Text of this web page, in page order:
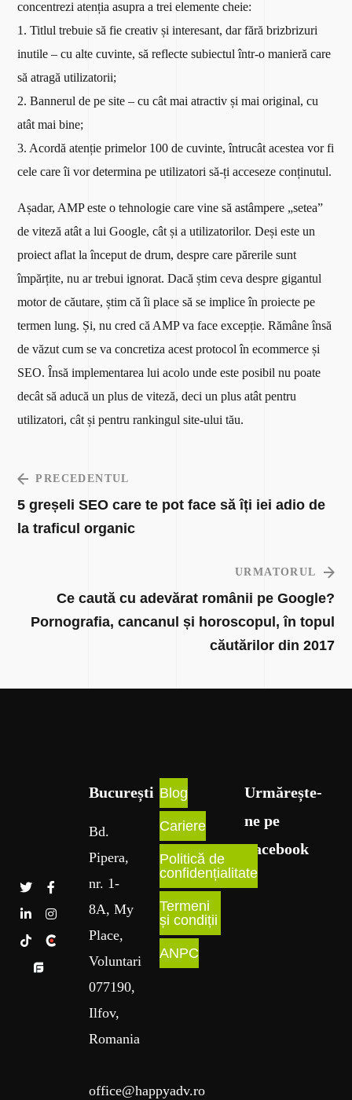
concentrezi atenția asupra a trei elemente cheie:
1. Titlul trebuie să fie creativ și interesant, dar fără brizbrizuri
inutile – cu alte cuvinte, să reflecte subiectul într-o manieră care
să atragă utilizatorii;
2. Bannerul de pe site – cu cât mai atractiv și mai original, cu
atât mai bine;
3. Acordă atenție primelor 100 de cuvinte, întrucât acestea vor fi
cele care îi vor determina pe utilizatori să-ți acceseze conținutul.
Așadar, AMP este o tehnologie care vine să astâmpere „setea”
de viteză atât a lui Google, cât și a utilizatorilor. Deși este un
proiect aflat la început de drum, despre care părerile sunt
împărțite, nu ar trebui ignorat. Dacă știm ceva despre gigantul
motor de căutare, știm că îi place să se implice în proiecte pe
termen lung. Și, nu cred că AMP va face excepție. Rămâne însă
de văzut cum se va concretiza acest protocol în ecommerce și
SEO. Însă implementarea lui acolo unde este posibil nu poate
decât să aducă un plus de viteză, deci un plus atât pentru
utilizatori, cât și pentru rankingul site-ului tău.
PRECEDENTUL
5 greșeli SEO care te pot face să îți iei adio de
la traficul organic
URMATORUL
Ce caută cu adevărat românii pe Google?
Pornografia, cancanul și horoscopul, în topul
căutărilor din 2017
București​
Bd.
Pipera,
nr. 1-
8A, My
Place,
Voluntari
077190,
Ilfov,
Romania
office@happyadv.ro
Blog
Cariere
Politică de
confidențialitate
Termeni
și condiții
ANPC
Urmărește-
ne pe
Facebook